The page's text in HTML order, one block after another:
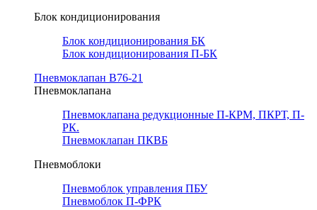
Блок кондиционирования
Блок кондиционирования БК
Блок кондиционирования П-БК
Пневмоклапан В76-21
Пневмоклапана
Пневмоклапана редукционные П-КРМ, ПКРТ, П-
РК.
Пневмоклапан ПКВБ
Пневмоблоки
Пневмоблок управления ПБУ
Пневмоблок П-ФРК